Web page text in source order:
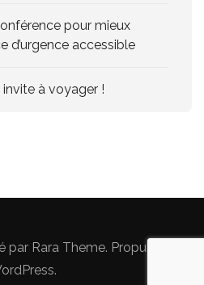
pour mieux
d’urgence accessible
invite à voyager !
par Rara Theme. Propulsé par
.